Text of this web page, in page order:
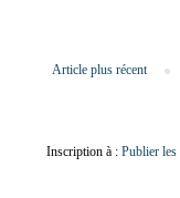
Article plus récent
Inscription à : Publier